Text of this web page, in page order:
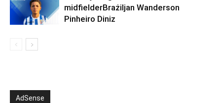
midfielderBrażiljan Wanderson
Pinheiro Diniz
AdSense